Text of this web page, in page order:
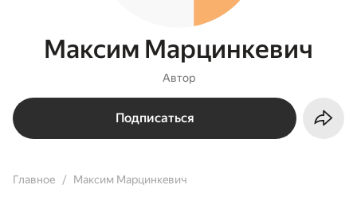
Mакcим Maрцинкeвич
Автор
Подписаться
Главное Mакcим Maрцинкeвич